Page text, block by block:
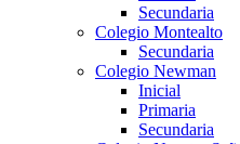
Secundaria
Colegio Montealto
Secundaria
Colegio Newman
Inicial
Primaria
Secundaria